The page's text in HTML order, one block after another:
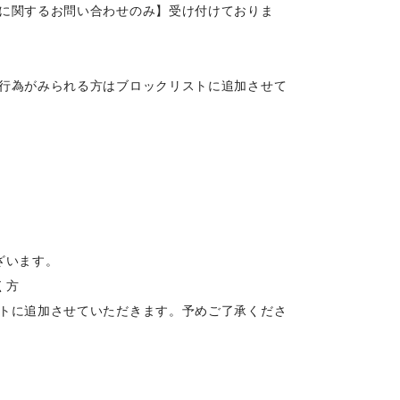
関するお問い合わせのみ】受け付けておりま
為がみられる方はブロックリストに追加させて
ます。
方
に追加させていただきます。予めご了承くださ